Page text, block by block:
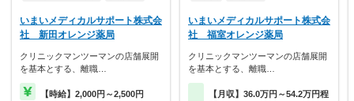
いまいメディカルサポート株式会
社 新田オレンジ薬局
クリニックマンツーマンの店舗展開
を基本とする、離職…
【時給】2,000円～2,500円
いまいメディカルサポート株式会
社 福室オレンジ薬局
クリニックマンツーマンの店舗展開
を基本とする、離職…
【月収】36.0万円～54.2万円程